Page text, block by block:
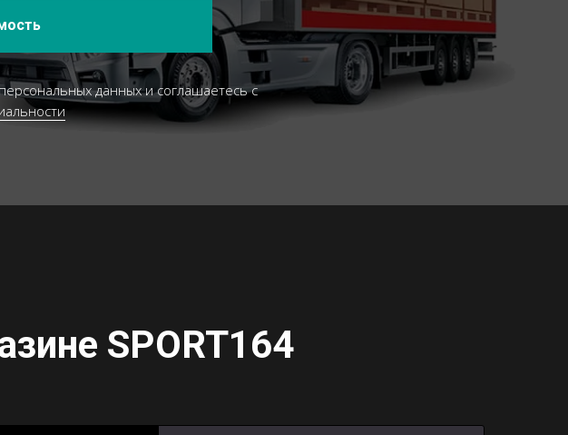
данных и соглашаетесь c
SPORT164